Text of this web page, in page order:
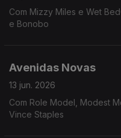
Com Mizzy Miles e Wet
e Bonobo
Avenidas Novas
13 jun. 2026
Com Role Model, Modest
Vince Staples